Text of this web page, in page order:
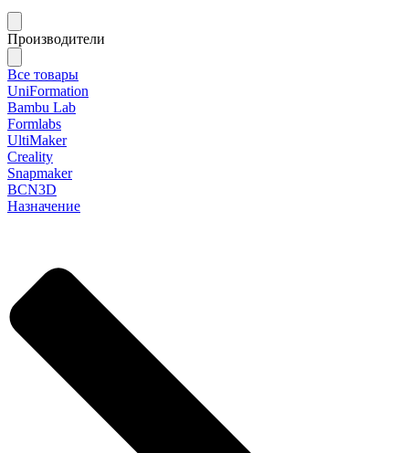
Производители
Все товары
UniFormation
Bambu Lab
Formlabs
UltiMaker
Creality
Snapmaker
BCN3D
Назначение